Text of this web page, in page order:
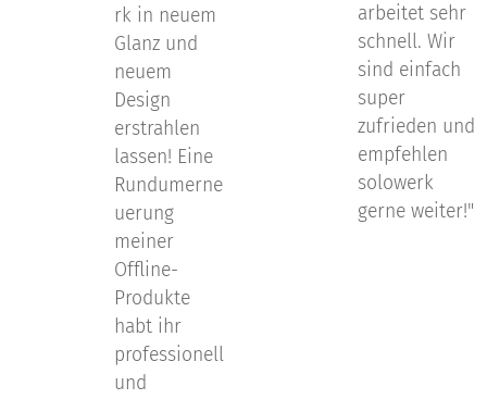
rk in neuem
Glanz und
neuem
Design
erstrahlen
lassen! Eine
Rundumerne
uerung
meiner
Offline-
Produkte
habt ihr
professionell
und
arbeitet sehr
schnell. Wir
sind einfach
super
zufrieden und
empfehlen
solowerk
gerne weiter!"